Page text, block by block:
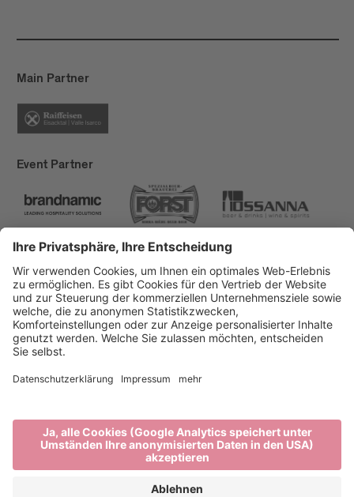
Main Partner
Event Partner
Brixen Tourismus
Privacy
Impressum
Förderungen
produced by